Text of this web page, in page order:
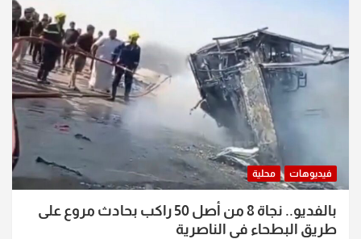
فيديوهات محلية
بالفديو.. نجاة 8 من أصل 50 راكب بحادث مروع على
طريق البطحاء في الناصرية